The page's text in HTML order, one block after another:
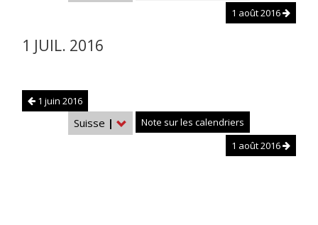
1 août 2016
1 JUIL. 2016
1 juin 2016
Suisse |
Note sur les calendriers
1 août 2016